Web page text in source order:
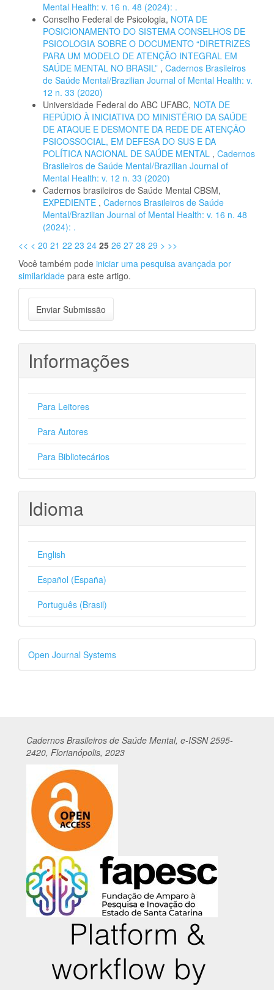
Mental Health: v. 16 n. 48 (2024): .
Conselho Federal de Psicologia, NOTA DE
POSICIONAMENTO DO SISTEMA CONSELHOS DE
PSICOLOGIA SOBRE O DOCUMENTO “DIRETRIZES
PARA UM MODELO DE ATENÇÃO INTEGRAL EM
SAÚDE MENTAL NO BRASIL” , Cadernos Brasileiros
de Saúde Mental/Brazilian Journal of Mental Health: v.
12 n. 33 (2020)
Universidade Federal do ABC UFABC, NOTA DE
REPÚDIO À INICIATIVA DO MINISTÉRIO DA SAÚDE
DE ATAQUE E DESMONTE DA REDE DE ATENÇÃO
PSICOSSOCIAL, EM DEFESA DO SUS E DA
POLÍTICA NACIONAL DE SAÚDE MENTAL , Cadernos
Brasileiros de Saúde Mental/Brazilian Journal of
Mental Health: v. 12 n. 33 (2020)
Cadernos brasileiros de Saúde Mental CBSM,
EXPEDIENTE , Cadernos Brasileiros de Saúde
Mental/Brazilian Journal of Mental Health: v. 16 n. 48
(2024): .
<< < 20 21 22 23 24 25 26 27 28 29 > >>
Você também pode iniciar uma pesquisa avançada por
similaridade para este artigo.
Enviar
Submissão
Enviar Submissão
Informações
Para Leitores
Para Autores
Para Bibliotecários
Idioma
English
Español (España)
Português (Brasil)
Desenvolvido
por
Open Journal Systems
Cadernos Brasileiros de Saúde Mental, e-ISSN 2595-
2420, Florianópolis, 2023